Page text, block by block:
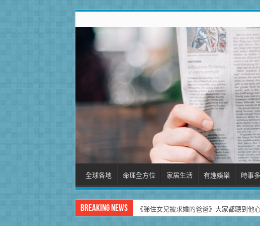
全球各地 命理全方位 家居生活 有趣娛樂 時事
Breaking News 《睇住女兒被求婚的爸爸》大家都聽到他